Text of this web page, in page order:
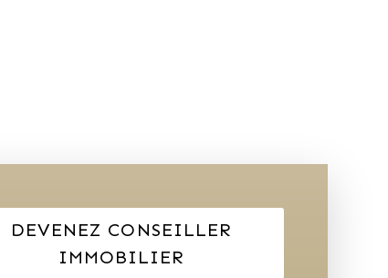
DEVENEZ CONSEILLER
IMMOBILIER